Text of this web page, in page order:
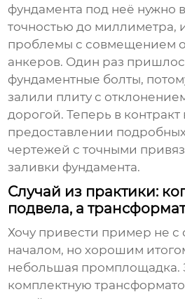
фундамента под неё нужно
точностью до миллиметра,
проблемы с совмещением
анкеров. Один раз
фундаментные болты,
залили плиту с
дорогой. Теперь в
предоставлении
чертежей с точными
заливки фундамента.
Случай из практики:
подвела, а
Хочу привести пример не
началом, но хорошим
небольшая промплощадка.
комплектную